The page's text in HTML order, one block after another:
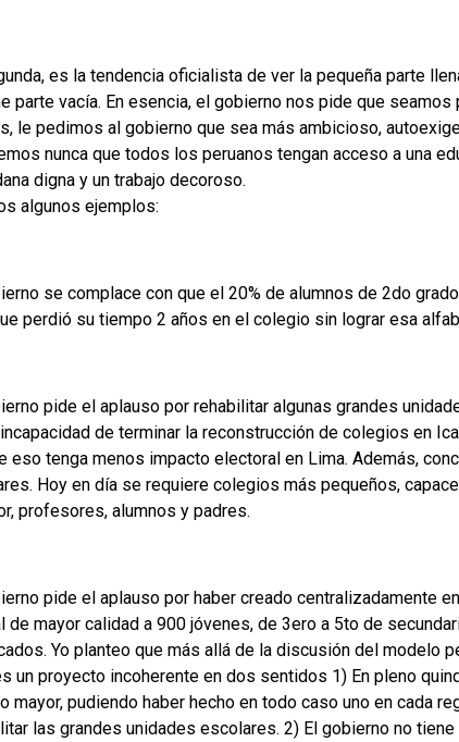
es la tendencia oficialista de ver la pequeña parte
parte vacía. En esencia, el gobierno nos pide que
le pedimos al gobierno que sea más ambicioso,
nunca que todos los peruanos tengan acceso a una
digna y un trabajo decoroso.
algunos ejemplos:
se complace con que el 20% de alumnos de 2do
perdió su tiempo 2 años en el colegio sin lograr esa
pide el aplauso por rehabilitar algunas grandes
de terminar la reconstrucción de colegios en
eso tenga menos impacto electoral en Lima. Además,
Hoy en día se requiere colegios más pequeños,
profesores, alumnos y padres.
pide el aplauso por haber creado centralizadamente
de mayor calidad a 900 jóvenes, de 3ero a 5to de
Yo planteo que más allá de la discusión del modelo
un proyecto incoherente en dos sentidos 1) En pleno
mayor, pudiendo haber hecho en todo caso uno en cada
las grandes unidades escolares. 2) El gobierno no